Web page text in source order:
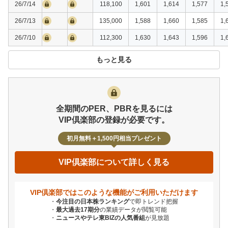
26/7/14 118,100 1,601 1,614 1,577
26/7/13 135,000 1,588 1,660 1,585
26/7/10 112,300 1,630 1,643 1,596
もっと見る
全期間のPER、PBRを見るには
VIP倶楽部の登録が必要です。
初月無料＋1,500円相当プレゼント
VIP倶楽部について詳しく見る
VIP倶楽部ではこのような機能がご利用いただけます
今注目の日本株ランキングで即トレンド把握
最大過去17期分の業績データが閲覧可能
ニュースやテレ東BIZの人気番組が見放題